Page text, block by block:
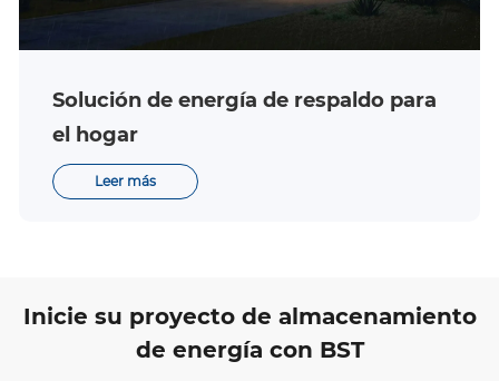
Solución de energía de respaldo para
el hogar
Leer más
Inicie su proyecto de almacenamiento
de energía con BST